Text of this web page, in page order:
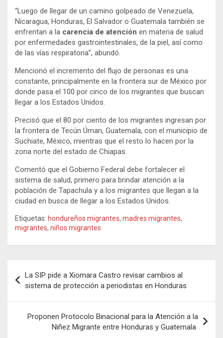
“Luego de llegar de un camino golpeado de Venezuela,
Nicaragua, Honduras, El Salvador o Guatemala también se
enfrentan a la carencia de atención en materia de salud
por enfermedades gastrointestinales, de la piel, así como
de las vías respiratoria”, abundó.
Mencionó el incremento del flujo de personas es una
constante, principalmente en la frontera sur de México por
donde pasa el 100 por cinco de los migrantes que buscan
llegar a los Estados Unidos.
Precisó que el 80 por ciento de los migrantes ingresan por
la frontera de Tecún Úman, Guatemala, con el municipio de
Suchiate, México, mientras que el resto lo hacen por la
zona norte del estado de Chiapas.
Comentó que el Gobierno Federal debe fortalecer el
sistema de salud, primero para brindar atención a la
población de Tapachula y a los migrantes que llegan a la
ciudad en busca de llegar a los Estados Unidos.
Etiquetas: hondureños migrantes, madres migrantes,
migrantes, niños migrantes
de
entradas
La SIP pide a Xiomara Castro revisar cambios al
sistema de protección a periodistas en Honduras
Proponen Protocolo Binacional para la Atención a la
Niñez Migrante entre Honduras y Guatemala